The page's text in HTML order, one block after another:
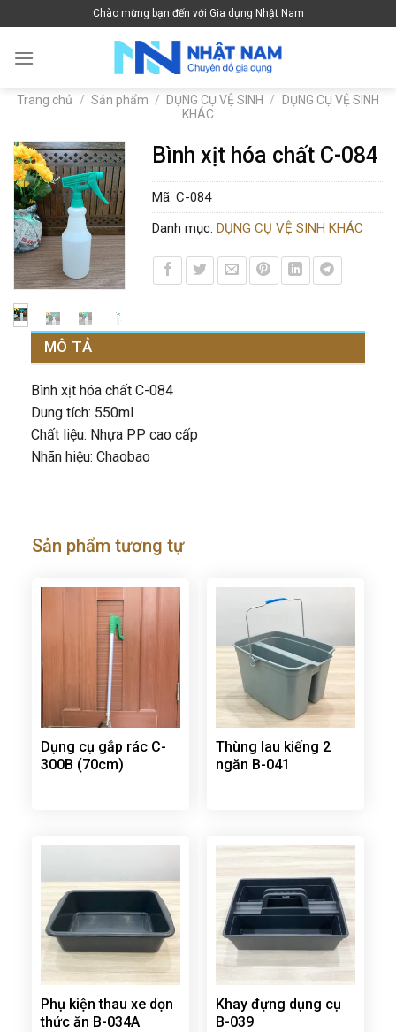
to
content
Chào mừng bạn đến với Gia dụng Nhật Nam
Trang chủ / Sản phẩm / DỤNG CỤ VỆ SINH /
DỤNG CỤ VỆ SINH
KHÁC
Bình xịt hóa chất C-084
Mã: C-084
Danh mục: DỤNG CỤ VỆ SINH KHÁC
MÔ TẢ
Bình xịt hóa chất C-084
Dung tích: 550ml
Chất liệu: Nhựa PP cao cấp
Nhãn hiệu: Chaobao
Sản phẩm tương tự
Dụng cụ gắp rác C-
300B (70cm)
Thùng lau kiếng 2
ngăn B-041
Phụ kiện thau xe dọn
thức ăn B-034A
Khay đựng dụng cụ
B-039